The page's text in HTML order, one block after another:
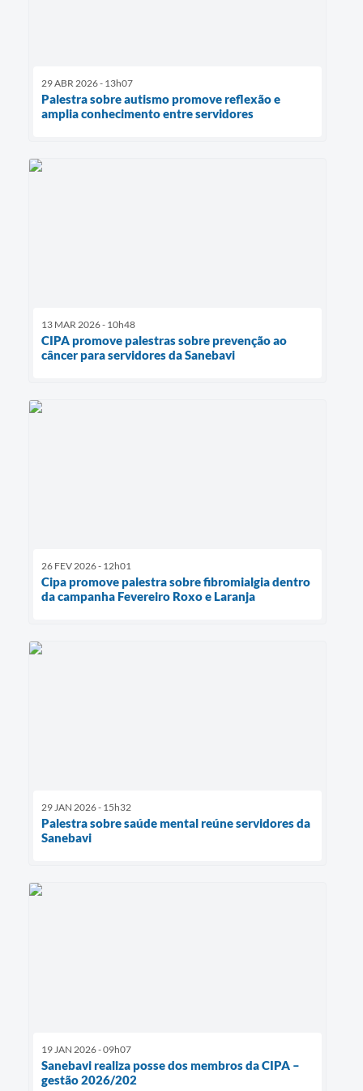
29 ABR 2026 - 13h07
Palestra sobre autismo promove reflexão e
amplia conhecimento entre servidores
13 MAR 2026 - 10h48
CIPA promove palestras sobre prevenção ao
câncer para servidores da Sanebavi
26 FEV 2026 - 12h01
Cipa promove palestra sobre fibromialgia dentro
da campanha Fevereiro Roxo e Laranja
29 JAN 2026 - 15h32
Palestra sobre saúde mental reúne servidores da
Sanebavi
19 JAN 2026 - 09h07
Sanebavi realiza posse dos membros da CIPA –
gestão 2026/202